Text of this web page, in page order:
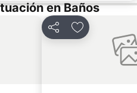
en Baños
CompartirAgregar a